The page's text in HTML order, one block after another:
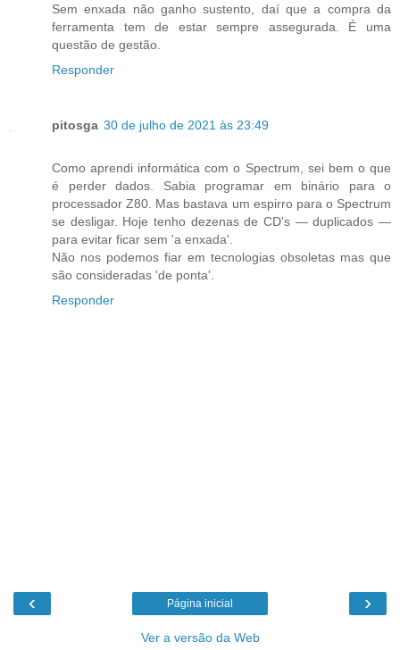
Sem enxada não ganho sustento, daí que a compra da
ferramenta tem de estar sempre assegurada. É uma
questão de gestão.
Responder
pitosga 30 de julho de 2021 às 23:49
Como aprendi informática com o Spectrum, sei bem o que
é perder dados. Sabia programar em binário para o
processador Z80. Mas bastava um espirro para o Spectrum
se desligar. Hoje tenho dezenas de CD's — duplicados —
para evitar ficar sem 'a enxada'.
Não nos podemos fiar em tecnologias obsoletas mas que
são consideradas 'de ponta'.
Responder
‹ ›
Página inicial
Ver a versão da Web